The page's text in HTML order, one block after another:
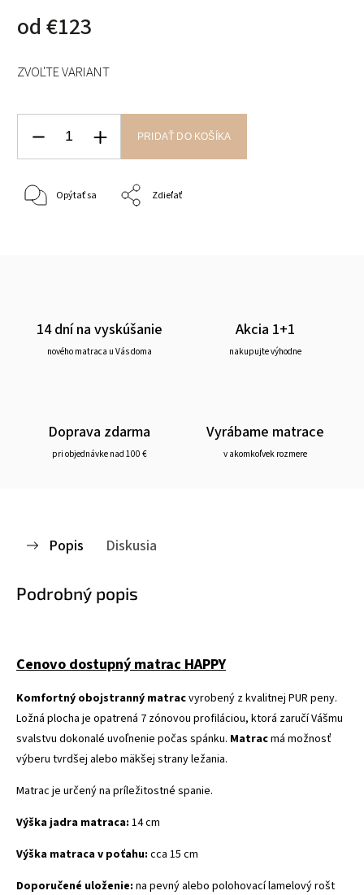
od €123
ZVOĽTE VARIANT
PRIDAŤ DO KOŠÍKA
Opýtať sa Zdieľať
14 dní na vyskúšanie
nového matraca u Vás doma
Akcia 1+1
nakupujte výhodne
Doprava zdarma
pri objednávke nad 100 €
Vyrábame matrace
v akomkoľvek rozmere
Popis Diskusia
Podrobný popis
Cenovo dostupný matrac HAPPY
Komfortný obojstranný matracvyrobený z kvalitnej PUR peny.
Ložná plocha je opatrená 7 zónovou profiláciou, ktorá zaručí Vášmu
svalstvu dokonalé uvoľnenie počas spánku. Matracmá možnosť
výberu tvrdšej alebo mäkšej strany ležania.
Matrac je určený na príležitostné spanie.
Výška jadra matraca: 14 cm
Výška matraca v poťahu: cca 15 cm
Doporučené uloženie: na pevný alebo polohovacílamelovýrošt